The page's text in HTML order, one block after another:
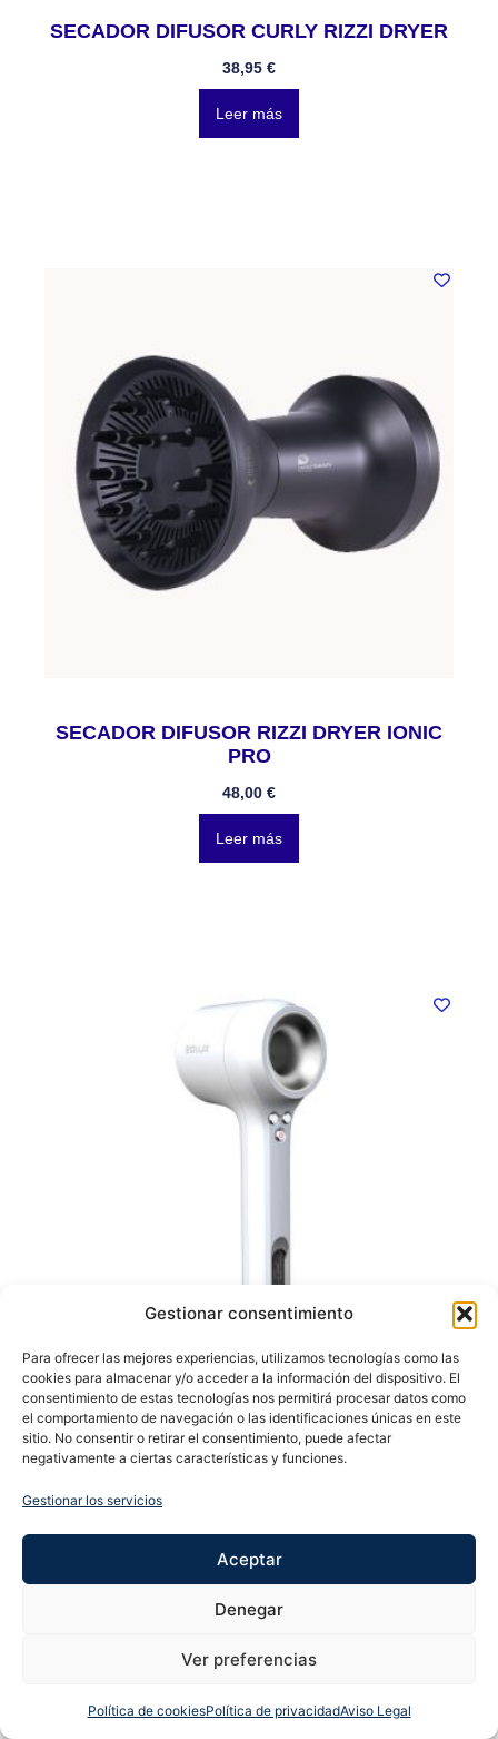
Gestionar consentimiento
Para ofrecer las mejores experiencias, utilizamos tecnologías como las
cookies para almacenar y/o acceder a la información del dispositivo. El
consentimiento de estas tecnologías nos permitirá procesar datos como
el comportamiento de navegación o las identificaciones únicas en este
sitio. No consentir o retirar el consentimiento, puede afectar
negativamente a ciertas características y funciones.
Gestionar los servicios
Aceptar
Denegar
Ver preferencias
Política de cookiesPolítica de privacidadAviso Legal
SECADOR DIFUSOR CURLY RIZZI DRYER
38,95 €
Leer más
SECADOR DIFUSOR RIZZI DRYER IONIC
PRO
48,00 €
Leer más
SECADOR EOLUX IONICO GRANDE
Añadir al carrito